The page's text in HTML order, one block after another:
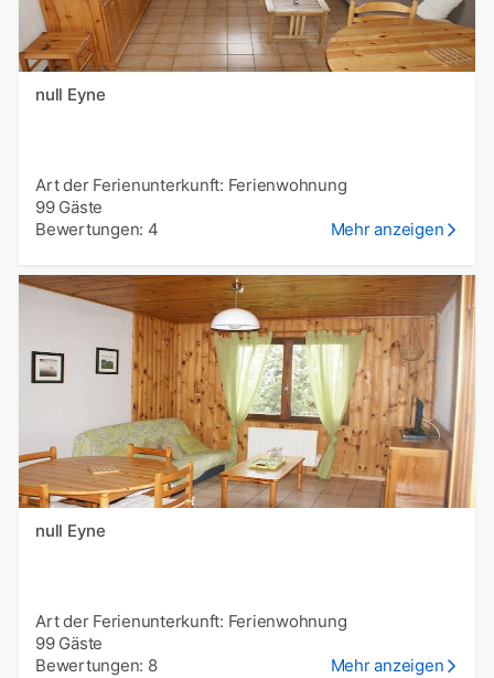
null Eyne
Art der Ferienunterkunft: Ferienwohnung
99 Gäste
Bewertungen: 4
Mehr anzeigen
null Eyne
Art der Ferienunterkunft: Ferienwohnung
99 Gäste
Bewertungen: 8
Mehr anzeigen